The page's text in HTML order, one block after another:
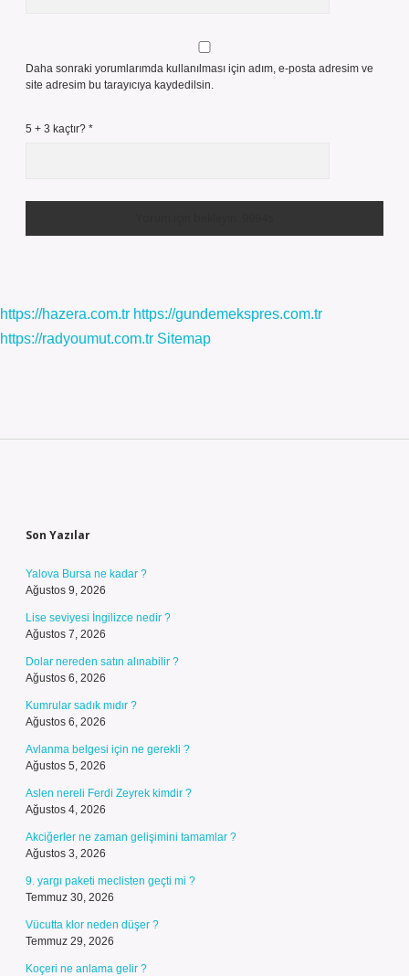
Daha sonraki yorumlarımda kullanılması için adım, e-posta adresim ve
site adresim bu tarayıcıya kaydedilsin.
5 + 3 kaçtır? *
https://hazera.com.tr https://gundemekspres.com.tr
https://radyoumut.com.tr Sitemap
Son Yazılar
Yalova Bursa ne kadar ?
Ağustos 9, 2026
Lise seviyesi İngilizce nedir ?
Ağustos 7, 2026
Dolar nereden satın alınabilir ?
Ağustos 6, 2026
Kumrular sadık mıdır ?
Ağustos 6, 2026
Avlanma belgesi için ne gerekli ?
Ağustos 5, 2026
Aslen nereli Ferdi Zeyrek kimdir ?
Ağustos 4, 2026
Akciğerler ne zaman gelişimini tamamlar ?
Ağustos 3, 2026
9. yargı paketi meclisten geçti mi ?
Temmuz 30, 2026
Vücutta klor neden düşer ?
Temmuz 29, 2026
Koçeri ne anlama gelir ?